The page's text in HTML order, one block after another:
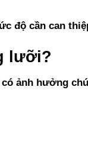
độ cần can
lưỡi?
ảnh hưởng